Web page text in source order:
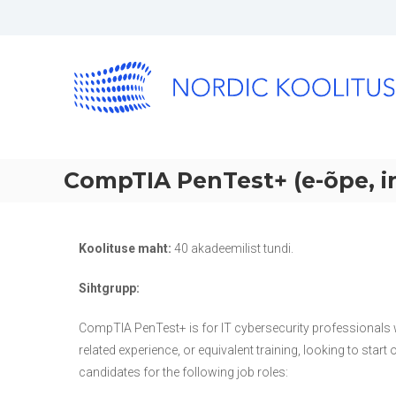
CompTIA PenTest+ (e-õpe,
Koolituse maht: 40 akadeemilist tundi.
Sihtgrupp:
CompTIA PenTest+ is for IT cybersecurity
related experience, or equivalent training, looking to start
candidates for the following job roles: